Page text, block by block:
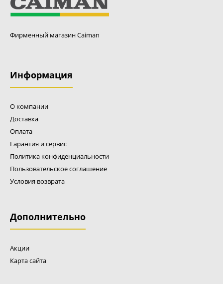
Decompressor с рабочим объемом 56 см3 способна
эффективно выполнять работу по раскряжевке, пилению
дров, обрезке сучьев. Мощный экономичный двигатель в
сочетании с декомпрессионным клапаном и технологией
легкого запуска Easy Start, профессиональная система
современные высокотехнологичные 2-тактные двигатели,
Фирменный магазин Caiman
Информация
О компании
Доставка
Оплата
Гарантия и сервис
Политика конфиденциальности
Пользовательское соглашение
Условия возврата
Дополнительно
Акции
Карта сайта